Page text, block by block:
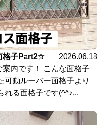
格子Part2☆
2026.06.18
内です！ こんな面格子
動ルーバー面格子より
れる面格子です(^^♪...